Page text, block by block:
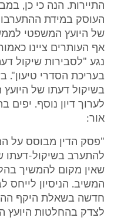
התיירות. הנה כי כן,
העוסק במידת
של היועץ המשפטי
אף העותרים ציינו
נגע "לסבירות שיקול
בעריכת הסדרי
בשיקול דעתו של
לערוך דיון נוסף.
אור:
"פסק הדין מבוסס על
להתערב בשיקול-דעתו
שאין מקום להמשיך
המשיב. הניסיון
חדשה בשאלת היקף
לצדק בהחלטות היועץ